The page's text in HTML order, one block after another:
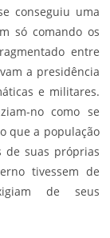
conseguiu uma
só comando os
entre
a presidência
e militares.
no como se
que a população
de suas próprias
tivessem de
de seus